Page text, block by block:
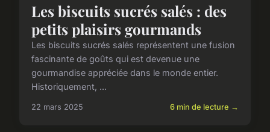
Les biscuits sucrés salés : des
petits plaisirs gourmands
Les biscuits sucrés salés représentent une fusion
fascinante de goûts qui est devenue une
gourmandise appréciée dans le monde entier.
Historiquement, ...
22 mars 2025 6 min de lecture →